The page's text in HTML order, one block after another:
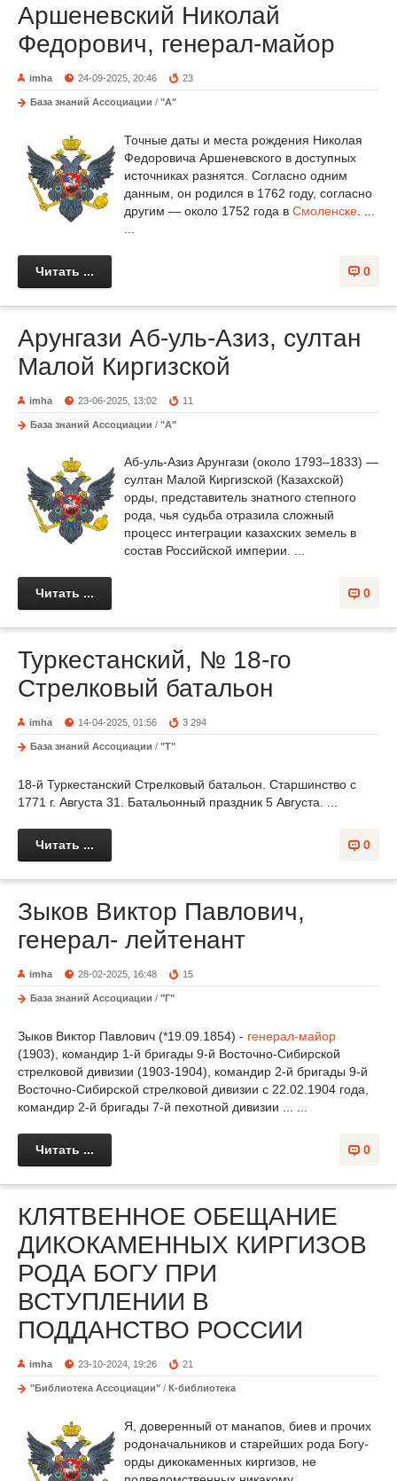
Аршеневский Николай
Федорович, генерал-майор
imha 24-09-2025, 20:46 23
База знаний Ассоциации / "А"
Точные даты и места рождения Николая
Федоровича Аршеневского в доступных
источниках разнятся. Согласно одним
данным, он родился в 1762 году, согласно
другим — около 1752 года в Смоленске
0
Читать ...
Арунгази Аб-уль-Азиз, султан
Малой Киргизской
imha 23-06-2025, 13:02 11
База знаний Ассоциации / "А"
Аб-уль-Азиз Арунгази (около 1793–1833) —
султан Малой Киргизской (Казахской)
орды, представитель знатного степного
рода, чья судьба отразила сложный
процесс интеграции казахских земель в
состав Российской империи. ...
0
Читать ...
Туркестанский, № 18-го
Стрелковый батальон
imha 14-04-2025, 01:56 3 294
База знаний Ассоциации / "Т"
18-й Туркестанский Стрелковый батальон. Старшинство с
1771 г. Августа 31. Батальонный праздник 5 Августа. ...
0
Читать ...
Зыков Виктор Павлович,
генерал- лейтенант
imha 28-02-2025, 16:48 15
База знаний Ассоциации / "Г"
Зыков Виктор Павлович (*19.09.1854) - генерал-майор
(1903), командир 1-й бригады 9-й Восточно-Сибирской
стрелковой дивизии (1903-1904), командир 2-й бригады 9-й
Восточно-Сибирской стрелковой дивизии с 22.02.1904 года,
командир 2-й бригады 7-й пехотной дивизии ... ...
0
Читать ...
КЛЯТВЕННОЕ ОБЕЩАНИЕ
ДИКОКАМЕННЫХ КИРГИЗОВ
РОДА БОГУ ПРИ
ВСТУПЛЕНИИ В
ПОДДАНСТВО РОССИИ
imha 23-10-2024, 19:26 21
"Библиотека Ассоциации" / К-библиотека
Я, доверенный от манапов, биев и прочих
родоначальников и старейших рода Богу-
орды дикокаменных киргизов, не